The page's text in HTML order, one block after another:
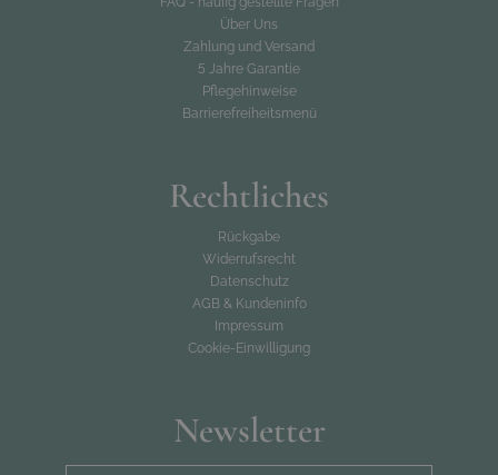
Über Uns
Zahlung und Versand
5 Jahre Garantie
Pflegehinweise
Barrierefreiheitsmenü
Rechtliches
Rückgabe
Widerrufsrecht
Datenschutz
AGB & Kundeninfo
Impressum
Cookie-Einwilligung
Newsletter